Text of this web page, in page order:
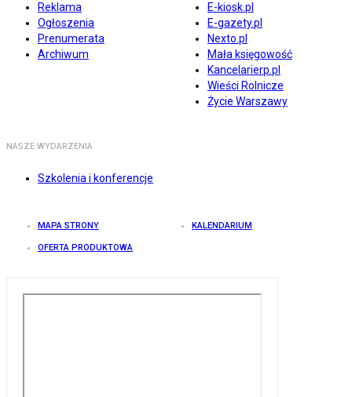
Reklama
Ogłoszenia
Prenumerata
Archiwum
E-kiosk.pl
E-gazety.pl
Nexto.pl
Mała księgowość
Kancelarierp.pl
Wieści Rolnicze
Życie Warszawy
NASZE WYDARZENIA
Szkolenia i konferencje
MAPA STRONY KALENDARIUM
OFERTA PRODUKTOWA